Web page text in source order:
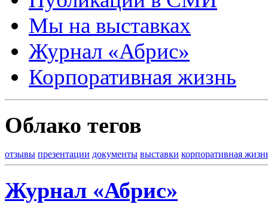
Мы на выставках
Журнал «Абрис»
Корпоративная жизнь
Облако тегов
отзывы презентации документы выставки корпоративная
Журнал «Абрис»